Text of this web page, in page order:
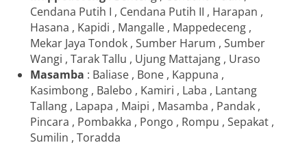
Cendana Putih I , Cendana Putih II , Harapan ,
Hasana , Kapidi , Mangalle , Mappedeceng ,
Mekar Jaya Tondok , Sumber Harum , Sumber
Wangi , Tarak Tallu , Ujung Mattajang , Uraso
Masamba : Baliase , Bone , Kappuna ,
Kasimbong , Balebo , Kamiri , Laba , Lantang
Tallang , Lapapa , Maipi , Masamba , Pandak ,
Pincara , Pombakka , Pongo , Rompu , Sepakat ,
Sumilin , Toradda